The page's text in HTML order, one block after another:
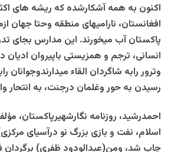
اکنون به همه آشکارشده که ریشه های
افغانستان، نارامیهای منطقه وحتا جهان
پاکستان آب میخورند. این مدارس بجای
انسانی، ترجم و همزیستی باپیروان ادیان
وترور رابه شاگردان القاء میدارندوجوانان
رسیدن به حور وغلمان درجنت، به انتحار
احمدرشید، روزنامه نگارشهیرپاکستان،